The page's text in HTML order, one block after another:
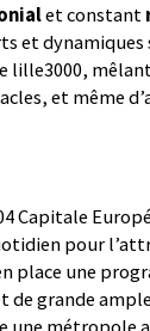
et constant
et
lille3000,
et même
Capitale
pour
place une
de grande